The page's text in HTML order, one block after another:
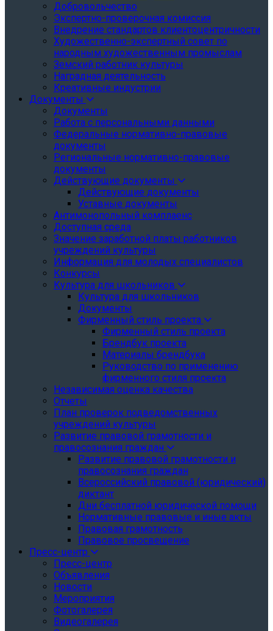
Добровольчество
Экспертно-проверочная комиссия
Внедрение стандартов клиентоцентричности
Художественно-экспертный совет по
народным художественным промыслам
Земский работник культуры
Наградная деятельность
Креативные индустрии
Документы
Документы
Работа с персональными данными
Федеральные нормативно-правовые
документы
Региональные нормативно-правовые
документы
Действующие документы
Действующие документы
Уставные документы
Антимонопольный комплаенс
Доступная среда
Значение заработной платы работников
учреждений культуры
Информация для молодых специалистов
Конкурсы
Культура для школьников
Культура для школьников
Документы
Фирменный стиль проекта
Фирменный стиль проекта
Брендбук проекта
Материалы брендбука
Руководство по применению
фирменного стиля проекта
Независимая оценка качества
Отчеты
План проверок подведомственных
учреждений культуры
Развитие правовой грамотности и
правосознания граждан
Развитие правовой грамотности и
правосознания граждан
Всероссийский правовой (юридический)
диктант
Дни бесплатной юридической помощи
Нормативные правовые и иные акты
Правовая грамотность
Правовое просвещение
Пресс-центр
Пресс-центр
Объявления
Новости
Мероприятия
Фотогалерея
Видеогалерея